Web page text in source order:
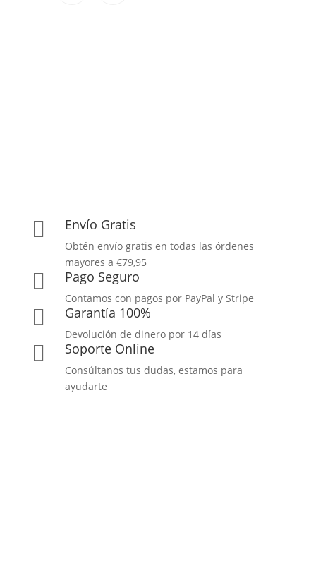
 Envío Gratis
Obtén envío gratis en todas las órdenes
mayores a €79,95
 Pago Seguro
Contamos con pagos por PayPal y Stripe
 Garantía 100%
Devolución de dinero por 14 días
 Soporte Online
Consúltanos tus dudas, estamos para
ayudarte